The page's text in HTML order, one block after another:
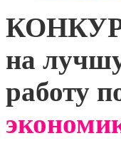
на
работу